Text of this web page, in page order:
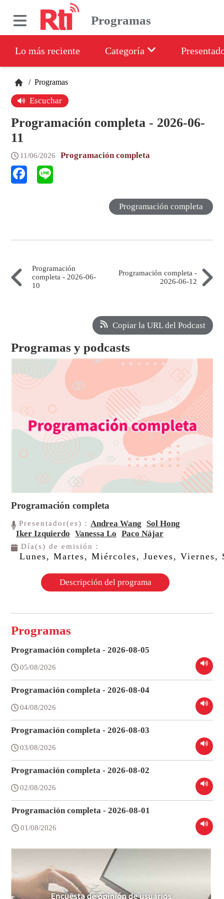
Programas
Lo más reciente Categoría
/ Programas
Escuchar
Programación completa - 2026-06-
11
11/06/2026 Programación completa
Programación completa
Programación
completa - 2026-06-
10
Programación completa -
2026-06-12
Copiar la URL del Podcast
Programas y podcasts
Programación completa
Presentador(es)： Andrea Wang
Sol Hong
Iker Izquierdo Vanessa Lo Paco Nájar
Día(s) de emisión：
Lunes, Martes, Miércoles, Jueves, Viernes,
Descripción del programa
Programas
Programación completa - 2026-08-05
05/08/2026
Programación completa - 2026-08-04
04/08/2026
Programación completa - 2026-08-03
03/08/2026
Programación completa - 2026-08-02
02/08/2026
Programación completa - 2026-08-01
01/08/2026